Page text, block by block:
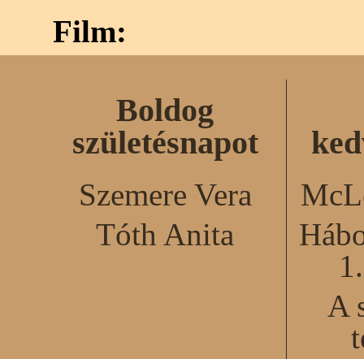
Film:
Boldog
születésnapot
Szemere Vera
Tóth Anita
A